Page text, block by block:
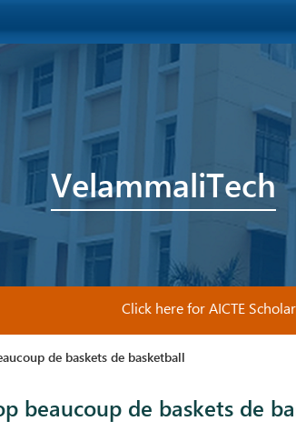
VelammaliTech
Click here for AICTE
de baskets de basketball
beaucoup de baskets de